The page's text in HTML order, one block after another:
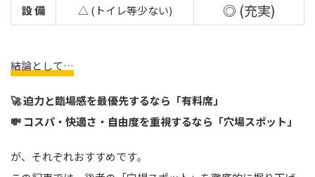
設 備
△ (トイレ等少ない) ◎ (充実)
結論として…
🚀 迫力と臨場感を最優先するなら「有料席」
💸 コスパ・快適さ・自由度を重視するなら「穴場スポット」
が、それぞれおすすめです。